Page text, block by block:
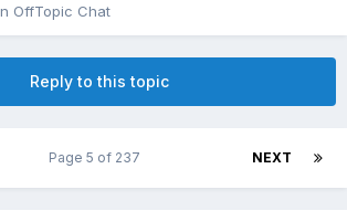
OffTopic Chat
Reply to this topic
NEXT
Page 5 of 237